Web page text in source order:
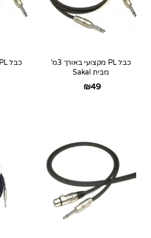
כבל PL מקצועי באורך 3מ’
מבית Sakal
₪49